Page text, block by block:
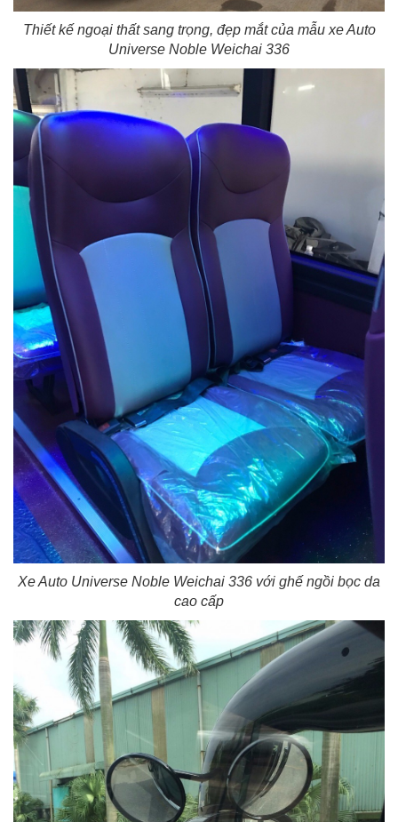
Thiết kế ngoại thất sang trọng, đẹp mắt của mẫu xe Auto
Universe Noble Weichai 336
Xe Auto Universe Noble Weichai 336 với ghế ngồi bọc da
cao cấp